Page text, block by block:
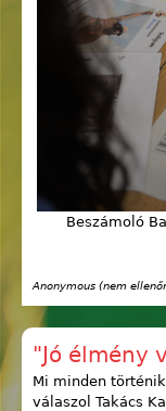
Beszámoló
Anonymous (nem
"Jó élmény
Mi minden
válaszol Takács